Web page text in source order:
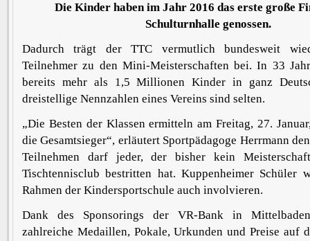
Die Kinder haben im Jahr 2016 das erste große
Schulturnhalle genossen.
Dadurch trägt der TTC vermutlich bundesweit
Teilnehmer zu den Mini-Meisterschaften bei. In 33
bereits mehr als 1,5 Millionen Kinder in ganz
dreistellige Nennzahlen eines Vereins sind selten.
„Die Besten der Klassen ermitteln am Freitag, 27.
die Gesamtsieger“, erläutert Sportpädagoge Herrmann
Teilnehmen darf jeder, der bisher kein
Tischtennisclub bestritten hat. Kuppenheimer Schüler
Rahmen der Kindersportschule auch involvieren.
Dank des Sponsorings der VR-Bank in
zahlreiche Medaillen, Pokale, Urkunden und Preise auf